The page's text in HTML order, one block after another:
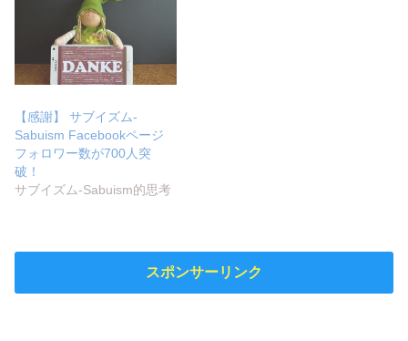
【感謝】 サブイズム-
Sabuism Facebookページ
フォロワー数が700人突
破！
サブイズム-Sabuism的思考
スポンサーリンク